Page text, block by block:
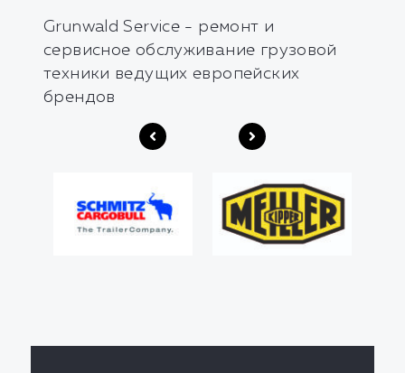
Grunwald Service - ремонт и
сервисное обслуживание грузовой
техники ведущих европейских
брендов